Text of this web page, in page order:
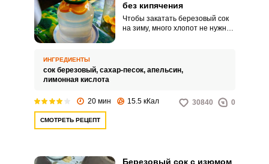
без кипячения
Чтобы закатать березовый сок
на зиму, много хлопот не нужно.
банкам.
ИНГРЕДИЕНТЫ
сок березовый, сахар-песок, апельсин,
лимонная кислота
20 мин 15.5 кКал 30840 0
СМОТРЕТЬ РЕЦЕПТ
Березовый сок с изюмом